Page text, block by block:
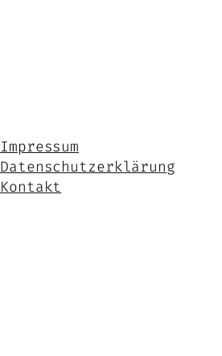
Impressum
Datenschutzerklärung
Kontakt